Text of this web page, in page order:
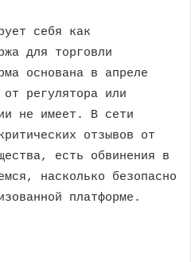
себя как
для торговли
основана в апреле
регулятора или
не имеет. В сети
отзывов от
есть обвинения в
насколько безопасно
платформе.